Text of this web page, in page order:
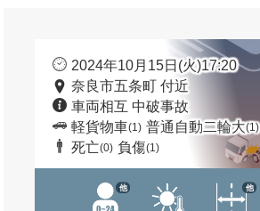
2024年10月15日(火)17:20
奈良市五条町 付近
車両相互 中破事故
軽貨物車(1) 普通自動二輪大(1)
死亡(0) 負傷(1)
他 他